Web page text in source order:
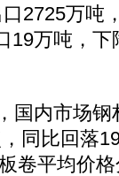
2725万吨
19万吨，
内市场钢
同比回落
卷平均价